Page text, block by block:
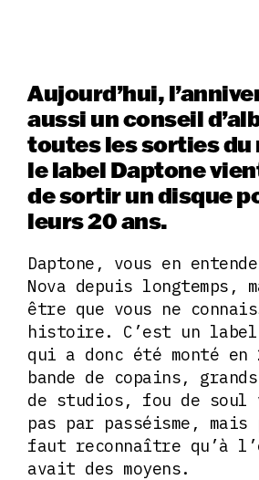
Aujourd’hui,
aussi un conseil
toutes les sorties du
le label Daptone
de sortir un disque
leurs 20 ans.
Daptone, vous en
Nova depuis longtemps,
être que vous ne
histoire. C’est un label
qui a donc été monté en
bande de copains,
de studios, fou de soul
pas par passéisme,
faut reconnaître qu’à
avait des moyens.